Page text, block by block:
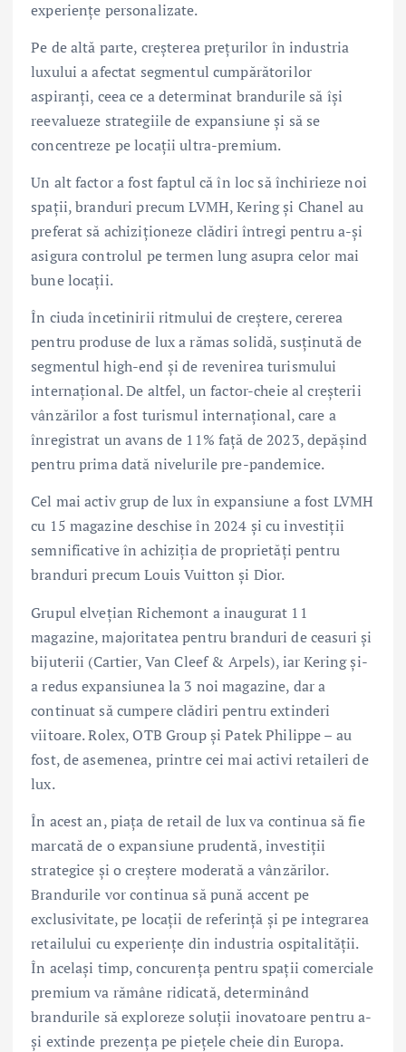
experiențe personalizate.
Pe de altă parte, creșterea prețurilor în industria
luxului a afectat segmentul cumpărătorilor
aspiranți, ceea ce a determinat brandurile să își
reevalueze strategiile de expansiune și să se
concentreze pe locații ultra-premium.
Un alt factor a fost faptul că în loc să închirieze noi
spații, branduri precum LVMH, Kering și Chanel au
preferat să achiziționeze clădiri întregi pentru a-și
asigura controlul pe termen lung asupra celor mai
bune locații.
În ciuda încetinirii ritmului de creștere, cererea
pentru produse de lux a rămas solidă, susținută de
segmentul high-end și de revenirea turismului
internațional. De altfel, un factor-cheie al creșterii
vânzărilor a fost turismul internațional, care a
înregistrat un avans de 11% față de 2023, depășind
pentru prima dată nivelurile pre-pandemice.
Cel mai activ grup de lux în expansiune a fost LVMH
cu 15 magazine deschise în 2024 și cu investiții
semnificative în achiziția de proprietăți pentru
branduri precum Louis Vuitton și Dior.
Grupul elvețian Richemont a inaugurat 11
magazine, majoritatea pentru branduri de ceasuri și
bijuterii (Cartier, Van Cleef & Arpels), iar Kering și-
a redus expansiunea la 3 noi magazine, dar a
continuat să cumpere clădiri pentru extinderi
viitoare. Rolex, OTB Group și Patek Philippe – au
fost, de asemenea, printre cei mai activi retaileri de
lux.
În acest an, piața de retail de lux va continua să fie
marcată de o expansiune prudentă, investiții
strategice și o creștere moderată a vânzărilor.
Brandurile vor continua să pună accent pe
exclusivitate, pe locații de referință și pe integrarea
retailului cu experiențe din industria ospitalității.
În același timp, concurența pentru spații comerciale
premium va rămâne ridicată, determinând
brandurile să exploreze soluții inovatoare pentru a-
și extinde prezența pe piețele cheie din Europa.